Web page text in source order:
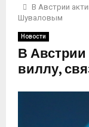
В Австрии
Шуваловым
Новости
В
виллу,